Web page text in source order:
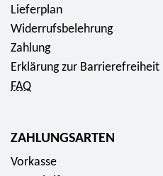
Lieferplan
Widerrufsbelehrung
Zahlung
Erklärung zur Barrierefreiheit
FAQ
ZAHLUNGSARTEN
Vorkasse